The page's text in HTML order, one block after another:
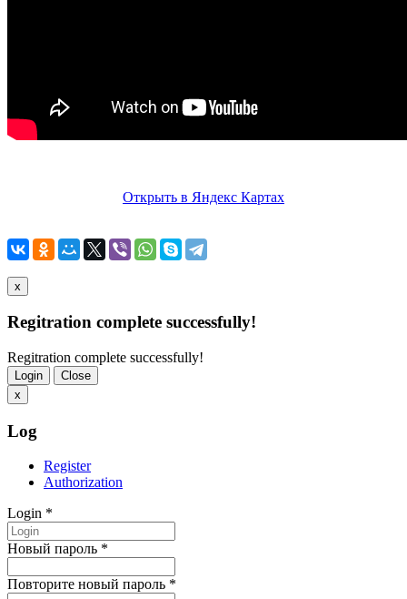
Открыть в Яндекс Картах
x
Regitration complete successfully!
Regitration complete successfully!
Login
Close
x
Log
Register
Authorization
Login *
Новый пароль *
Повторите новый пароль *